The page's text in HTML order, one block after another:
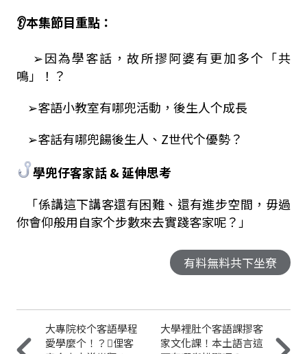
👂本集節目重點：
➢因為學客話，故所摎阿婆有更加多个「共
鳴」！？
➢客語小教室有哪兜活動，後生人个成長
➢客話有哪兜餳後生人、Z世代个優勢？
學兜仔客家話 & 延伸思考
「係講這下講客還有困難、還有進步空間，毋過
你會仰般用自家个步數來去實踐客家呢？」
有料無料共下坐尞
大專院校个客語學程
愛學麼个！？𫣆俚客
大學裡肚个客語課摎客
家文化課！本土語言這